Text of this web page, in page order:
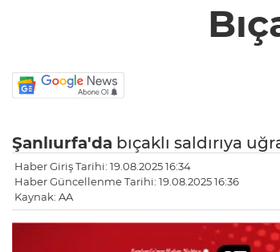
Şanlıurfa'da bıçaklı saldırıya
Haber Giriş Tarihi: 19.08.2025 16:34
Haber Güncellenme Tarihi: 19.08.2025 16:36
Kaynak: AA